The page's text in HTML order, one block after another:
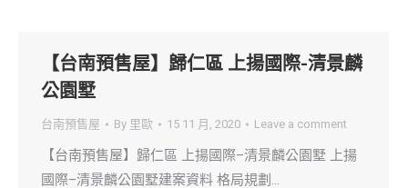
【台南預售屋】歸仁區 上揚國際-清景麟
公園墅
台南預售屋 By 里歐 15 11 月, 2020 Leave a comment
【台南預售屋】歸仁區 上揚國際–清景麟公園墅 上揚
國際–清景麟公園墅建案資料 格局規劃…